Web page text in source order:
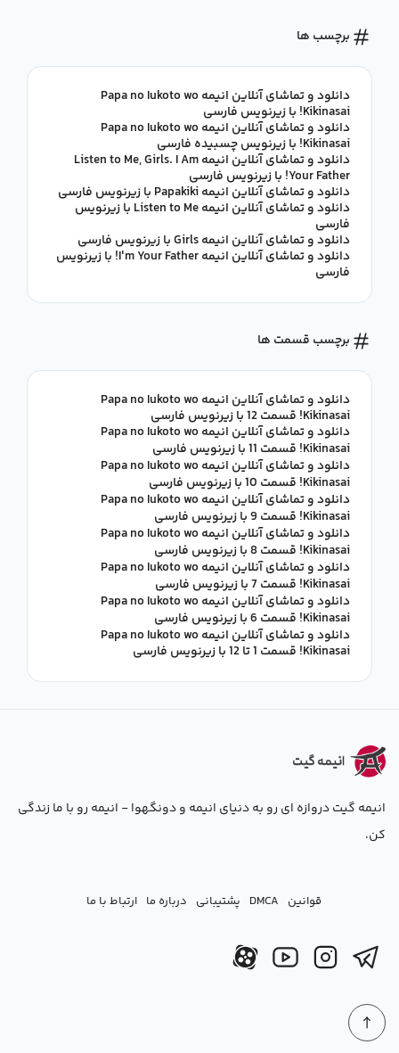
برچسب ها
دانلود و تماشای آنلاین انیمه Papa no Iukoto wo
Kikinasai! با زیرنویس فارسی
دانلود و تماشای آنلاین انیمه Papa no Iukoto wo
Kikinasai! با زیرنویس چسبیده فارسی
دانلود و تماشای آنلاین انیمه Listen to Me, Girls. I Am
Your Father! با زیرنویس فارسی
دانلود و تماشای آنلاین انیمه Papakiki با زیرنویس فارسی
دانلود و تماشای آنلاین انیمه Listen to Me با زیرنویس
فارسی
دانلود و تماشای آنلاین انیمه Girls با زیرنویس فارسی
دانلود و تماشای آنلاین انیمه I'm Your Father! با زیرنویس
فارسی
برچسب قسمت ها
دانلود و تماشای آنلاین انیمه Papa no Iukoto wo
Kikinasai! قسمت 12 با زیرنویس فارسی
دانلود و تماشای آنلاین انیمه Papa no Iukoto wo
Kikinasai! قسمت 11 با زیرنویس فارسی
دانلود و تماشای آنلاین انیمه Papa no Iukoto wo
Kikinasai! قسمت 10 با زیرنویس فارسی
دانلود و تماشای آنلاین انیمه Papa no Iukoto wo
Kikinasai! قسمت 9 با زیرنویس فارسی
دانلود و تماشای آنلاین انیمه Papa no Iukoto wo
Kikinasai! قسمت 8 با زیرنویس فارسی
دانلود و تماشای آنلاین انیمه Papa no Iukoto wo
Kikinasai! قسمت 7 با زیرنویس فارسی
دانلود و تماشای آنلاین انیمه Papa no Iukoto wo
Kikinasai! قسمت 6 با زیرنویس فارسی
دانلود و تماشای آنلاین انیمه Papa no Iukoto wo
Kikinasai! قسمت 1 تا 12 با زیرنویس فارسی
انیمه گیت دروازه ای رو به دنیای انیمه و دونگهوا - انیمه رو با ما زندگی
کن.
قوانین DMCA پشتیبانی درباره ما ارتباط با ما